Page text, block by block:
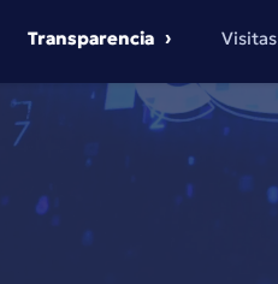
Transparencia Visitas